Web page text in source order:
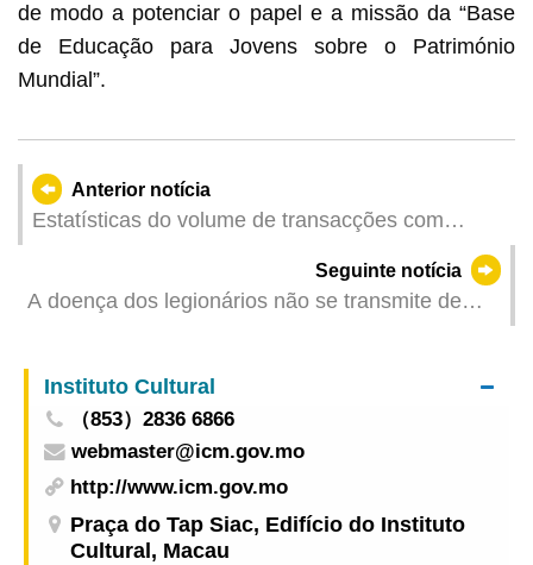
de modo a potenciar o papel e a missão da “Base
de Educação para Jovens sobre o Património
Mundial”.
Anterior notícia
Estatísticas do volume de transacções com
pagamento electrónico - Restauração e comércio
a retalho referente a Janeiro de 2025Seguinte notícia
A doença dos legionários não se transmite de
de contrair a doença
Instituto Cultural
（853）2836 6866
webmaster@icm.gov.mo
http://www.icm.gov.mo
Praça do Tap Siac, Edifício do Instituto
Cultural, Macau